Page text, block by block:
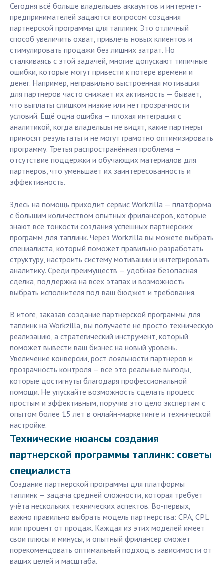
Сегодня всё больше владельцев аккаунтов и интернет-
предпринимателей задаются вопросом создания
партнерской программы для таплинк. Это отличный
способ увеличить охват, привлечь новых клиентов и
стимулировать продажи без лишних затрат. Но
сталкиваясь с этой задачей, многие допускают типичные
ошибки, которые могут привести к потере времени и
денег. Например, неправильно выстроенная мотивация
для партнеров часто снижает их активность — бывает,
что выплаты слишком низкие или нет прозрачности
условий. Ещё одна ошибка — плохая интеграция с
аналитикой, когда владельцы не видят, какие партнеры
приносят результаты и не могут грамотно оптимизировать
программу. Третья распространённая проблема —
отсутствие поддержки и обучающих материалов для
партнеров, что уменьшает их заинтересованность и
эффективность.
Здесь на помощь приходит сервис Workzilla — платформа
с большим количеством опытных фрилансеров, которые
знают все тонкости создания успешных партнерских
программ для таплинк. Через Workzilla вы можете выбрать
специалиста, который поможет правильно разработать
структуру, настроить систему мотивации и интегрировать
аналитику. Среди преимуществ — удобная безопасная
сделка, поддержка на всех этапах и возможность
выбрать исполнителя под ваш бюджет и требования.
В итоге, заказав создание партнерской программы для
таплинк на Workzilla, вы получаете не просто техническую
реализацию, а стратегический инструмент, который
поможет вывести ваш бизнес на новый уровень.
Увеличение конверсии, рост лояльности партнеров и
прозрачность контроля — всё это реальные выгоды,
которые достигнуты благодаря профессиональной
помощи. Не упускайте возможность сделать процесс
простым и эффективным, поручив это дело экспертам с
опытом более 15 лет в онлайн-маркетинге и технической
настройке.
Технические нюансы создания
партнерской программы таплинк: советы
специалиста
Создание партнерской программы для платформы
таплинк — задача средней сложности, которая требует
учёта нескольких технических аспектов. Во-первых,
важно правильно выбрать модель партнерства: CPA, CPL
или процент от продаж. Каждая из этих моделей имеет
свои плюсы и минусы, и опытный фрилансер сможет
порекомендовать оптимальный подход в зависимости от
ваших целей и масштаба.